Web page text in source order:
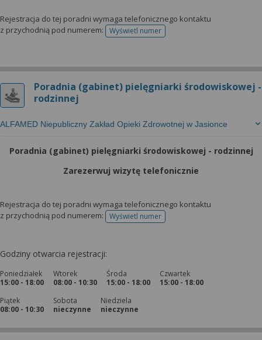
Rejestracja do tej poradni wymaga telefonicznego kontaktu
z przychodnią pod numerem:
Wyświetl numertelefonu do rejestracji
Poradnia (gabinet) pielęgniarki środowiskowej -
rodzinnej
ALFAMED Niepubliczny Zakład Opieki Zdrowotnej w Jasionce
Poradnia (gabinet) pielęgniarki środowiskowej - rodzinnej
Zarezerwuj wizytę telefonicznie
Rejestracja do tej poradni wymaga telefonicznego kontaktu
z przychodnią pod numerem:
Wyświetl numertelefonu do rejestracji
Godziny otwarcia rejestracji:
Poniedziałek
15:00 - 18:00
Wtorek
08:00 - 10:30
Środa
15:00 - 18:00
Czwartek
15:00 - 18:00
Piątek
08:00 - 10:30
Sobota
nieczynne
Niedziela
nieczynne